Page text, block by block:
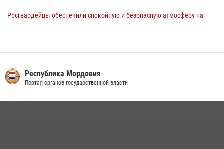
Росгвардейцы обеспечили спокойную и безопасную атмосферу на
обеспечили безопасность на футбольных мероприятиях: от
регионального турнира до Суперкубка России
Республика Мордовия
Портал органов государственной власти